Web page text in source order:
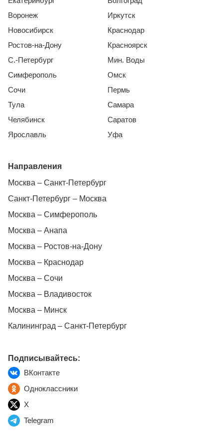
Воронеж
Новосибирск
Ростов-на-Дону
С.-Петербург
Симферополь
Сочи
Тула
Челябинск
Ярославль
Иркутск
Краснодар
Красноярск
Мин. Воды
Омск
Пермь
Самара
Саратов
Уфа
Направления
Москва – Санкт-Петербург
Санкт-Петербург – Москва
Москва – Симферополь
Москва – Анапа
Москва – Ростов-на-Дону
Москва – Краснодар
Москва – Сочи
Москва – Владивосток
Москва – Минск
Калининград – Санкт-Петербург
Подписывайтесь:
ВКонтакте
Одноклассники
X
Telegram